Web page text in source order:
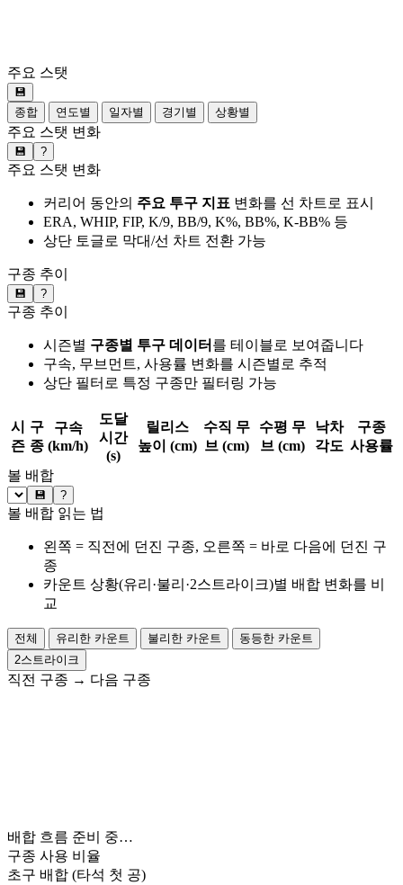
주요 스탯
💾
종합
연도별 일자별 경기별 상황별
주요 스탯 변화
💾 ?
주요 스탯 변화
커리어 동안의 주요 투구 지표 변화를 선 차트로 표시
ERA, WHIP, FIP, K/9, BB/9, K%, BB%, K-BB% 등
상단 토글로 막대/선 차트 전환 가능
구종 추이
💾 ?
구종 추이
시즌별 구종별 투구 데이터 를 테이블로 보여줍니다
구속, 무브먼트, 사용률 변화를 시즌별로 추적
상단 필터로 특정 구종만 필터링 가능
시
즌
구
종
구속
(km/h)
도달
시간
(s)
릴리스
높이 (cm)
수직 무
브 (cm)
수평 무
브 (cm)
낙차
각도
구종
사용률
볼 배합
💾 ?
볼 배합 읽는 법
왼쪽 = 직전에 던진 구종, 오른쪽 = 바로 다음에 던진 구
종
카운트 상황(유리·불리·2스트라이크)별 배합 변화를 비
교
전체 유리한 카운트 불리한 카운트
동등한 카운트
2스트라이크
직전 구종 → 다음 구종
배합 흐름 준비 중…
구종 사용 비율
초구 배합 (타석 첫 공)